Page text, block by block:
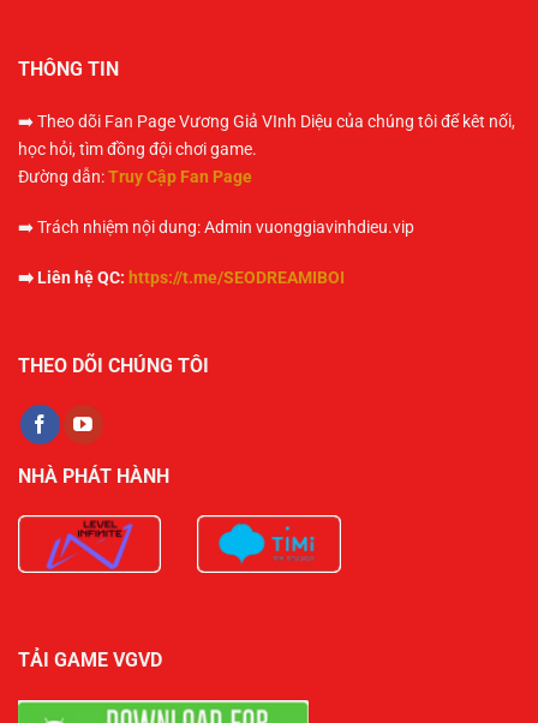
THÔNG TIN
➡️ Theo dõi Fan Page Vương Giả VInh Diệu của chúng tôi để kêt nối,
học hỏi, tìm đồng đội chơi game.
Đường dẫn:Truy Cập Fan Page
➡️ Trách nhiệm nội dung: Admin vuonggiavinhdieu.vip
➡️ Liên hệ QC: https://t.me/SEODREAMIBOI
THEO DÕI CHÚNG TÔI
NHÀ PHÁT HÀNH
TẢI GAME VGVD